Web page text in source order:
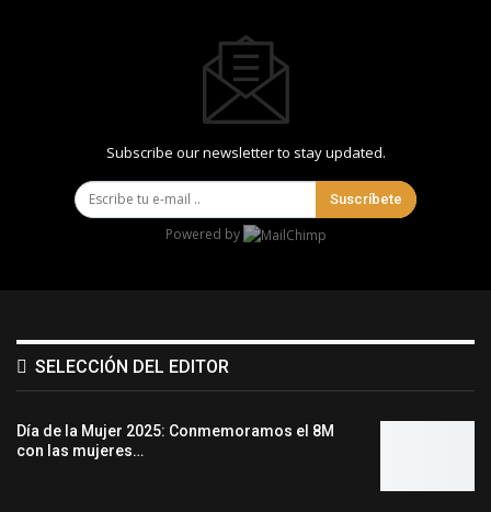
Subscribe our newsletter to stay updated.
Suscríbete
Powered by
SELECCIÓN DEL EDITOR
Día de la Mujer 2025: Conmemoramos el 8M
con las mujeres…